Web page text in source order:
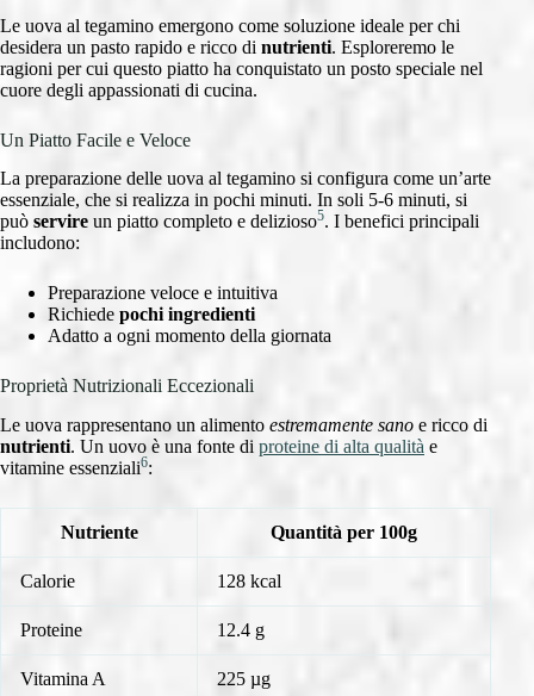
Le uova al tegamino emergono come soluzione ideale per chi
desidera un pasto rapido e ricco di nutrienti. Esploreremo le
ragioni per cui questo piatto ha conquistato un posto speciale nel
cuore degli appassionati di cucina.
Un Piatto Facile e Veloce
La preparazione delle uova al tegamino si configura come un’arte
essenziale, che si realizza in pochi minuti. In soli 5-6 minuti, si
può servire un piatto completo e delizioso5. I benefici principali
includono:
Preparazione veloce e intuitiva
Richiede pochi ingredienti
Adatto a ogni momento della giornata
Proprietà Nutrizionali Eccezionali
Le uova rappresentano un alimento estremamente sano e ricco di
nutrienti. Un uovo è una fonte di proteine di alta qualità e
vitamine essenziali6:
Nutriente Quantità per 100g
Calorie 128 kcal
Proteine 12.4 g
Vitamina A 225 µg